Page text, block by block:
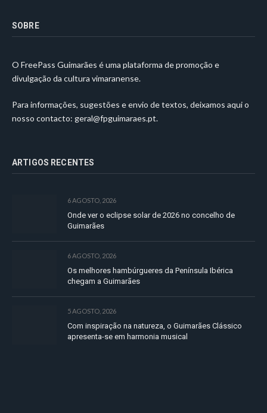
SOBRE
O FreePass Guimarães é uma plataforma de promoção e
divulgação da cultura vimaranense.
Para informações, sugestões e envio de textos, deixamos aqui o
nosso contacto: geral@fpguimaraes.pt.
ARTIGOS RECENTES
6 AGOSTO, 2026
Onde ver o eclipse solar de 2026 no concelho de
Guimarães
6 AGOSTO, 2026
Os melhores hambúrgueres da Península Ibérica
chegam a Guimarães
5 AGOSTO, 2026
Com inspiração na natureza, o Guimarães Clássico
apresenta-se em harmonia musical